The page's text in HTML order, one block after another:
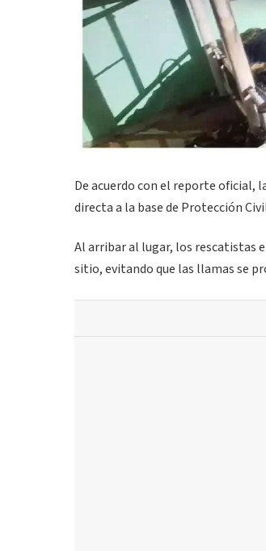
De acuerdo con el reporte oficial,
directa a la base de Protección
Al arribar al lugar, los rescatistas
sitio, evitando que las llamas se